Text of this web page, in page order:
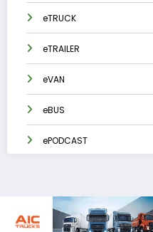
eTRUCK
eTRAILER
eVAN
eBUS
ePODCAST